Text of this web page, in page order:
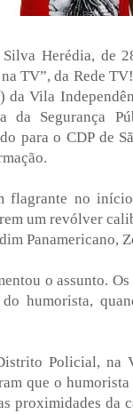
Herédia, de
TV”, da Rede
da Vila
da Segurança
para o CDP de
flagrante no
um revólver
Panamericano,
o assunto.
do humorista,
Policial, na
que o
proximidades da